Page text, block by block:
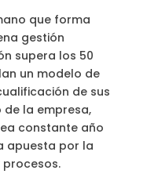
que forma
gestión
supera los 50
un modelo de
de sus
de la empresa,
constante año
apuesta por la